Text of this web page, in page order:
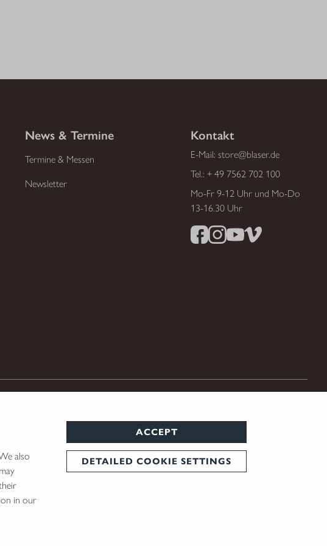
also
in our
ACCEPT
DETAILED COOKIE SETTINGS
News & Termine
Termine & Messen
Newsletter
Kontakt
E-Mail: store@blaser.de
Tel.: + 49 7562 702 100
Mo-Fr 9-12 Uhr und Mo-Do
13-16.30 Uhr